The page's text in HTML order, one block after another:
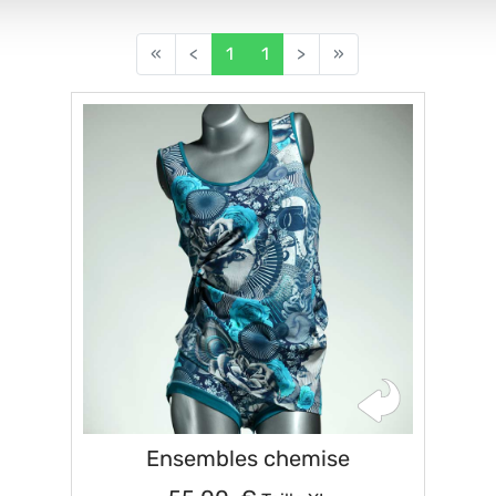
« < 1 1 > »
Ensembles chemise